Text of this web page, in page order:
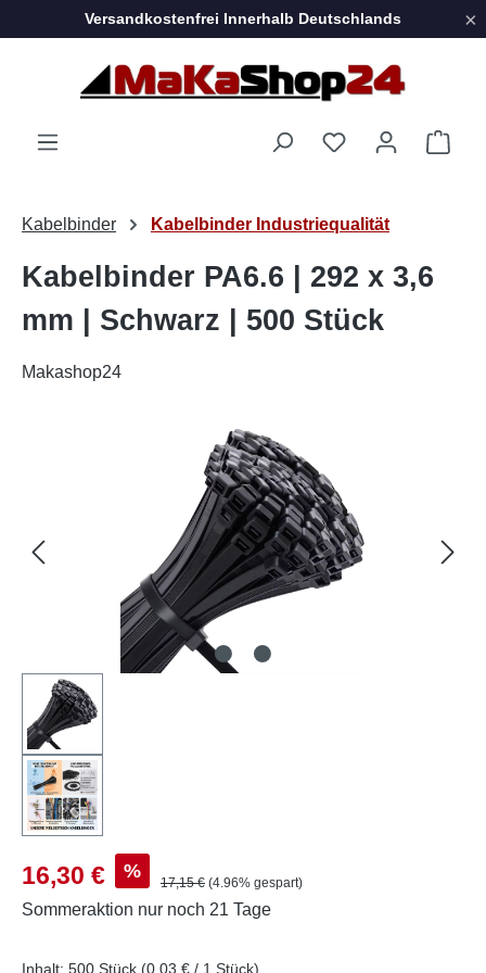
Zum Hauptinhalt springen
Versandkostenfrei Innerhalb Deutschlands ×
Kabelbinder Kabelbinder Industriequalität
Kabelbinder PA6.6 | 292 x 3,6
mm | Schwarz | 500 Stück
Makashop24
Bildergalerie überspringen
Verkaufspreis:
16,30 € % Regulärer Preis:
17,15 € (4.96% gespart)
Sommeraktion nur noch 21 Tage
Inhalt: 500 Stück (0,03 € / 1 Stück)